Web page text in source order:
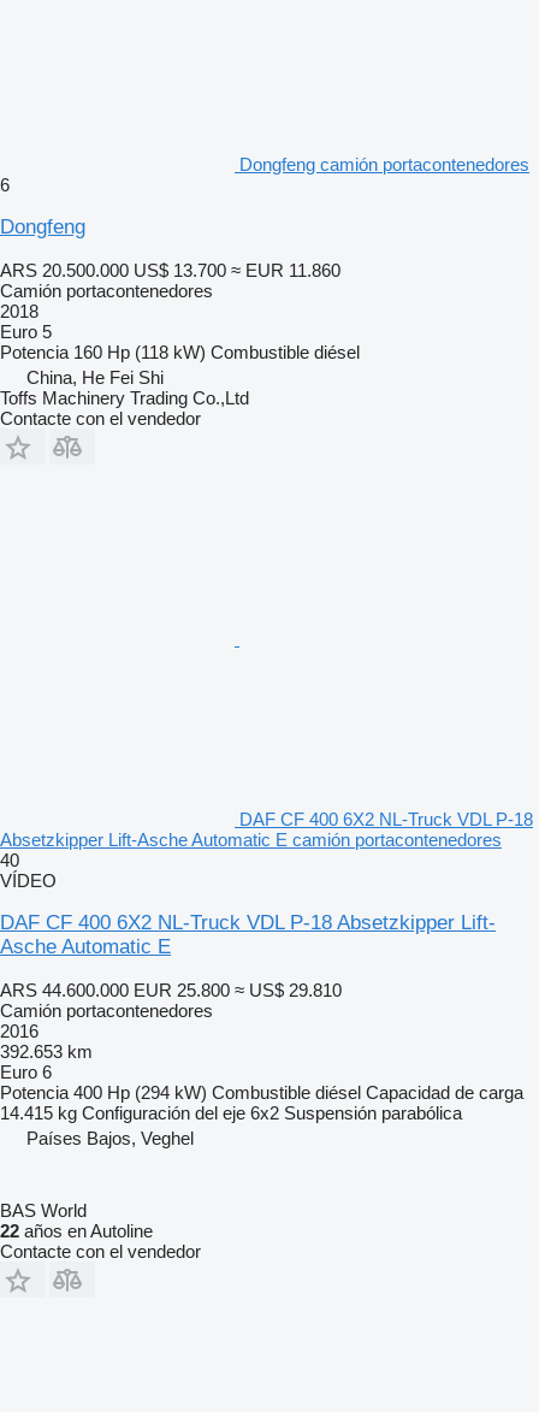
Dongfeng camión portacontenedores
6
Dongfeng
ARS 20.500.000 US$ 13.700 ≈ EUR 11.860
Camión portacontenedores
2018
Euro 5
Potencia 160 Hp (118 kW) Combustible diésel
China, He Fei Shi
Toffs Machinery Trading Co.,Ltd
Contacte con el vendedor
DAF CF 400 6X2 NL-Truck VDL P-18
Absetzkipper Lift-Asche Automatic E camión portacontenedores
40
VÍDEO
DAF CF 400 6X2 NL-Truck VDL P-18 Absetzkipper Lift-
Asche Automatic E
ARS 44.600.000 EUR 25.800 ≈ US$ 29.810
Camión portacontenedores
2016
392.653 km
Euro 6
Potencia 400 Hp (294 kW) Combustible diésel Capacidad de carga
14.415 kg Configuración del eje 6x2 Suspensión parabólica
Países Bajos, Veghel
BAS World
22 años en Autoline
Contacte con el vendedor